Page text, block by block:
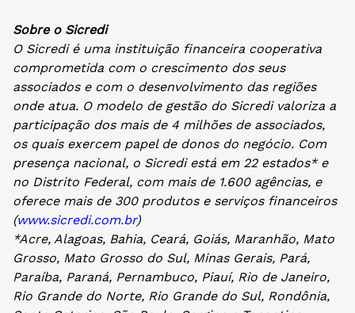
Sobre o Sicredi
O Sicredi é uma instituição financeira cooperativa
comprometida com o crescimento dos seus
associados e com o desenvolvimento das regiões
onde atua. O modelo de gestão do Sicredi valoriza a
participação dos mais de 4 milhões de associados,
os quais exercem papel de donos do negócio. Com
presença nacional, o Sicredi está em 22 estados* e
no Distrito Federal, com mais de 1.600 agências, e
oferece mais de 300 produtos e serviços financeiros
(www.sicredi.com.br)
*Acre, Alagoas, Bahia, Ceará, Goiás, Maranhão, Mato
Grosso, Mato Grosso do Sul, Minas Gerais, Pará,
Paraíba, Paraná, Pernambuco, Piauí, Rio de Janeiro,
Rio Grande do Norte, Rio Grande do Sul, Rondônia,